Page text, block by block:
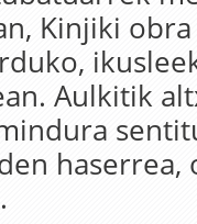
Kinjiki
Aulkitik